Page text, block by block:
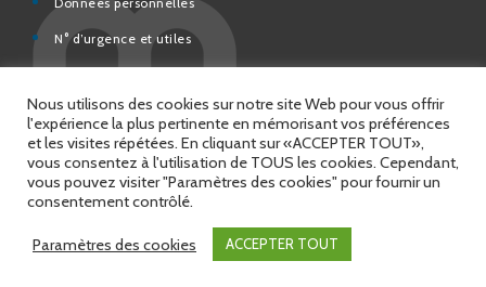
Charte de modération et de bonne conduite des Réseaux
sociaux de la Ville de Saint-Chamond
© 2026 Copyright Ville de Saint-Chamond
Nous utilisons des cookies sur notre site Web pour vous offrir
l'expérience la plus pertinente en mémorisant vos préférences
et les visites répétées. En cliquant sur «ACCEPTER TOUT»,
vous consentez à l'utilisation de TOUS les cookies. Cependant,
vous pouvez visiter "Paramètres des cookies" pour fournir un
consentement contrôlé.
Paramètres des cookies ACCEPTER TOUT